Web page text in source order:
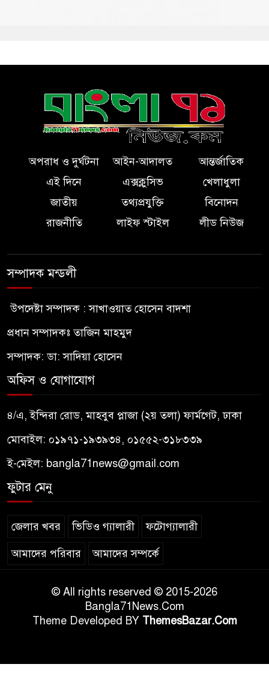
অপরাধ ও দুর্ঘটনা আইন-আদালত
আন্তর্জাতিক
এই দিনে
এক্সক্লুসিভ
খেলাধুলা
জাতীয়
তথ্যপ্রযুক্তি
বিনোদন
রাজনীতি
লাইফ স্টাইল লীড নিউজ
সম্পাদক মন্ডলী
উপদেষ্টা সম্পাদক : সাখাওয়াত হোসেন বাদশা
প্রধান সম্পাদকঃ তাজিন মাহমুদ
সম্পাদক: ডা: সাদিয়া হোসেন
অফিস ও যোগাযোগ
৪/এ, ইন্দিরা রোড, মাহবুব প্লাজা (২য় তলা) ফার্মগেট, ঢাকা
মোবাইল: ০১৯৭১-১৯৩৯৩৪, ০১৫৫২-৩১৮৩৩৯
ই-মেইল: bangla71news@gmail.com
ফুটার মেনু
জেলার খবর ভিডিও গ্যালারী ফটোগ্যালারী
আমাদের পরিবার আমাদের সম্পর্কে
© All rights reserved © 2015-2026
Bangla71News.Com
Theme Developed BY ThemesBazar.Com